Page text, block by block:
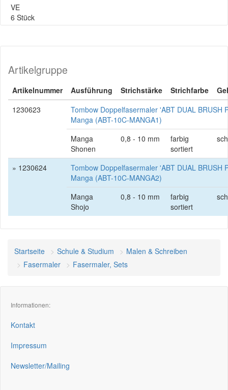
VE
6 Stück
Artikelgruppe
Artikelnummer Ausführung Strichstärke Strichfarbe
1230623
Tombow Doppelfasermaler 'ABT DUAL BRUSH
Manga (ABT-10C-MANGA1)
Manga
Shonen
0,8 - 10 mm
farbig
sortiert
» 1230624
Tombow Doppelfasermaler 'ABT DUAL BRUSH
Manga (ABT-10C-MANGA2)
Manga
Shojo
0,8 - 10 mm
farbig
sortiert
Startseite Schule & Studium
Malen & Schreiben
Fasermaler
Fasermaler, Sets
Informationen:
Kontakt
Impressum
Newsletter/Mailing